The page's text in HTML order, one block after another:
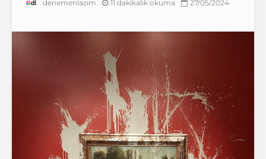
denemenlazım 11 dakikalık okuma 27/05/2024